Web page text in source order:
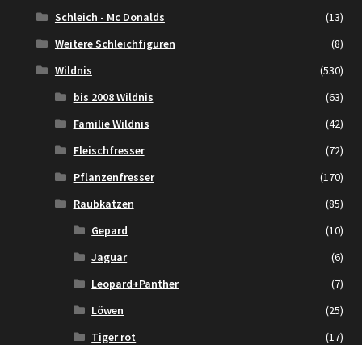
Schleich - Mc Donalds
(13)
Weitere Schleichfiguren
(8)
Wildnis
(530)
bis 2008 Wildnis
(63)
Familie Wildnis
(42)
Fleischfresser
(72)
Pflanzenfresser
(170)
Raubkatzen
(85)
Gepard
(10)
Jaguar
(6)
Leopard+Panther
(7)
Löwen
(25)
Tiger rot
(17)